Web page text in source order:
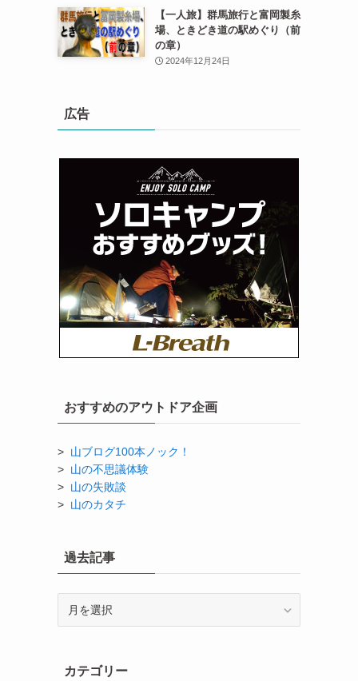
【一人旅】群馬旅行と富岡製糸
場、ときどき道の駅めぐり（前
の章）
2024年12月24日
広告
おすすめのアウトドア企画
> 山ブログ100本ノック！
> 山の不思議体験
> 山の失敗談
> 山のカタチ
過去記事
カテゴリー